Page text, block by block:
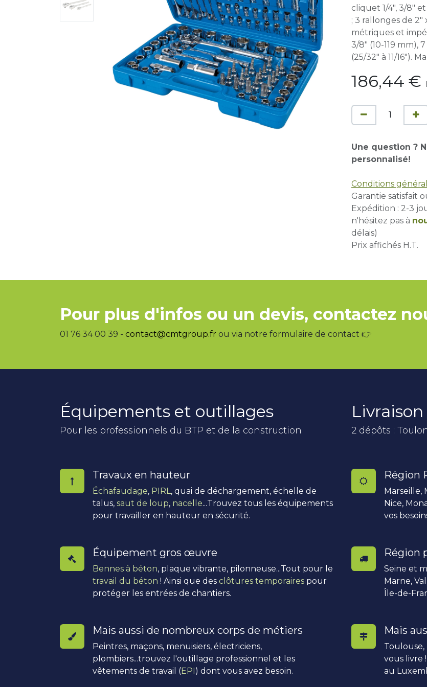
cliquet 1/4", 3/8"
; 3 rallonges de 2"
métriques et
3/8" (10-119 mm),
(25/32" à 11/16").
186,44 €
Une question ?
personnalisé!
Conditions
Garantie satisfait
Expédition : 2-3
n'hésitez pas à
délais)
Prix affichés H.T.
Pour plus d'infos ou un devis, contactez
01 76 34 00 39 - contact@cmtgroup.fr ou via notre formulaire de contact 👉
Équipements et outillages
Pour les professionnels du BTP et de la construction
Travaux en hauteur
Échafaudage, PIRL, quai de déchargement, échelle de
talus, saut de loup, nacelle...Trouvez tous les équipements
pour travailler en hauteur en sécurité.
Équipement gros œuvre
Bennes à béton, plaque vibrante, pilonneuse...Tout pour le
travail du béton ! Ainsi que des clôtures temporaires pour
protéger les entrées de chantiers.
Mais aussi de nombreux corps de métiers
Peintres, maçons, menuisiers, électriciens,
plombiers...trouvez l'outillage professionnel et les
vêtements de travail (EPI) dont vous avez besoin.
2 dépôts :
Région
Marseille,
Nice,
vos
Région
Seine et
Marne,
Île-de-
Mais
Toulouse,
vous livre
au